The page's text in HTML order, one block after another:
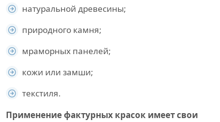
натуральной древесины;
природного камня;
мраморных панелей;
кожи или замши;
текстиля.
Применение фактурных красок имеет свои